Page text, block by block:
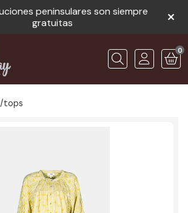
peninsulares son siempre
gratuitas
Buscar
0
tops